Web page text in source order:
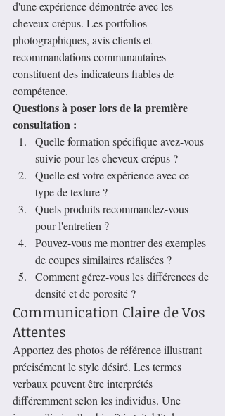
d'une expérience démontrée avec les
cheveux crépus. Les portfolios
photographiques, avis clients et
recommandations communautaires
constituent des indicateurs fiables de
compétence.
Questions à poser lors de la première
consultation :
Quelle formation spécifique avez-vous
suivie pour les cheveux crépus ?
Quelle est votre expérience avec ce
type de texture ?
Quels produits recommandez-vous
pour l'entretien ?
Pouvez-vous me montrer des exemples
de coupes similaires réalisées ?
Comment gérez-vous les différences de
densité et de porosité ?
Communication Claire de Vos
Attentes
Apportez des photos de référence illustrant
précisément le style désiré. Les termes
verbaux peuvent être interprétés
différemment selon les individus. Une